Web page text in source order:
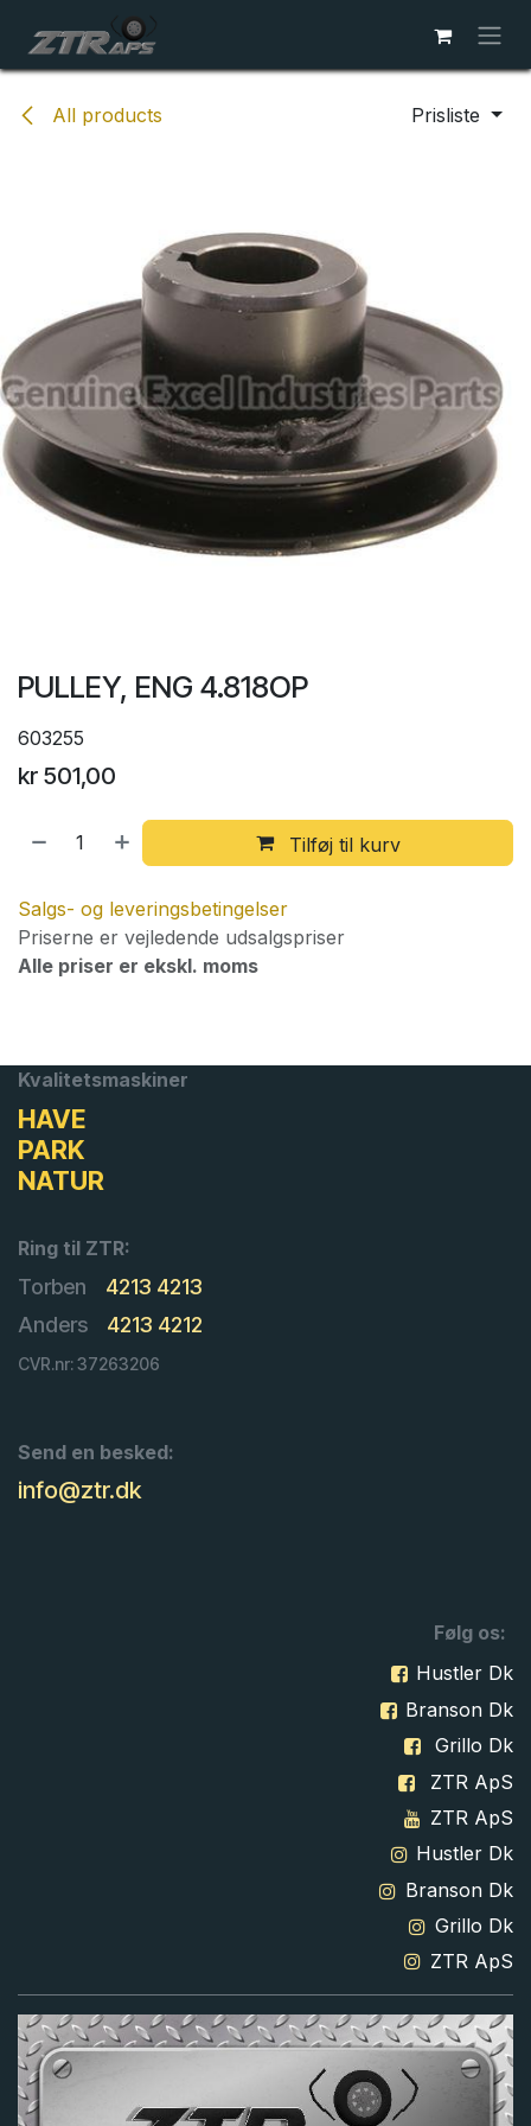
All products Prisliste
PULLEY, ENG 4.818OP
603255
kr 501,00
Tilføj til kurv
Salgs- og leveringsbetingelser
Priserne er vejledende udsalgspriser
Alle priser er ekskl. moms
Kvalitetsmaskiner
HAVE
PARK
NATUR
Ring til ZTR:
Torben
4213 4213
Anders
4213 4212
CVR.nr: 37263206
Send en besked:
info@ztr.dk
Følg os:
Hustler Dk
Branson Dk
Grillo Dk
ZTR ApS
ZTR ApS
Hustler Dk
Branson Dk
Grillo Dk
ZTR ApS